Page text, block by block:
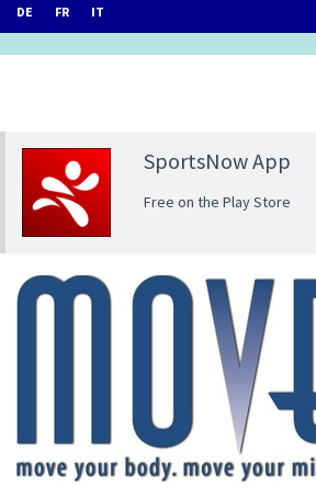
DE FR IT
SportsNow App
Free on the Play Store